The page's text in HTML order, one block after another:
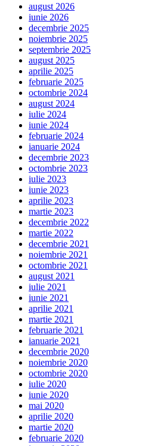
august 2026
iunie 2026
decembrie 2025
noiembrie 2025
septembrie 2025
august 2025
aprilie 2025
februarie 2025
octombrie 2024
august 2024
iulie 2024
iunie 2024
februarie 2024
ianuarie 2024
decembrie 2023
octombrie 2023
iulie 2023
iunie 2023
aprilie 2023
martie 2023
decembrie 2022
martie 2022
decembrie 2021
noiembrie 2021
octombrie 2021
august 2021
iulie 2021
iunie 2021
aprilie 2021
martie 2021
februarie 2021
ianuarie 2021
decembrie 2020
noiembrie 2020
octombrie 2020
iulie 2020
iunie 2020
mai 2020
aprilie 2020
martie 2020
februarie 2020